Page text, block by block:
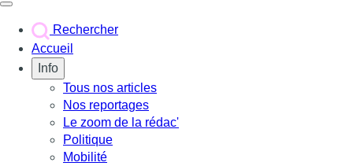
Rechercher
Accueil
Info
Tous nos articles
Nos reportages
Le zoom de la rédac'
Politique
Mobilité